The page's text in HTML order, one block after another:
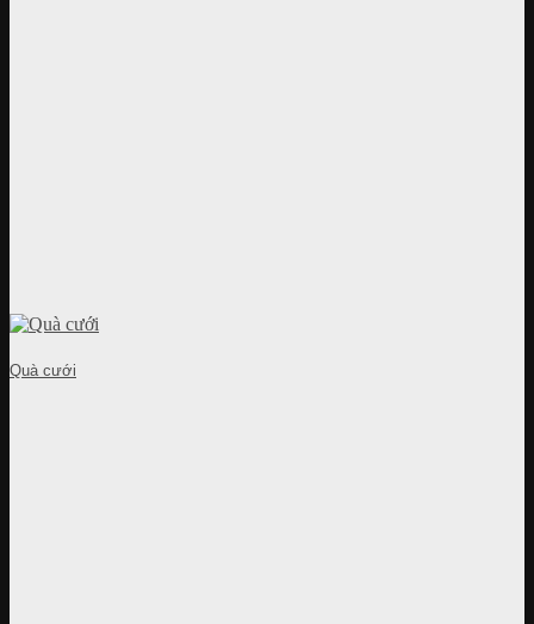
Quà cưới